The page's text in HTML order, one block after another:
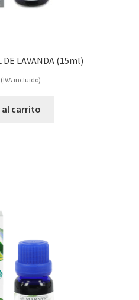
DE LAVANDA (15ml)
(IVA incluido)
al carrito